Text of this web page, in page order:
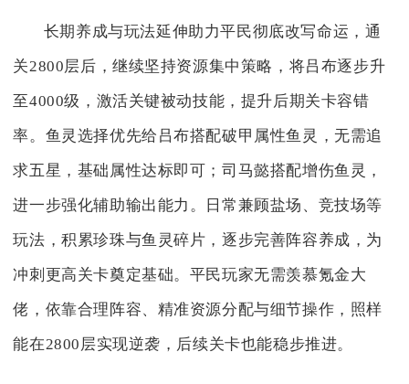
长期养成与玩法延伸助力平民彻底改写命运，通
关2800层后，继续坚持资源集中策略，将吕布逐步升
至4000级，激活关键被动技能，提升后期关卡容错
率。鱼灵选择优先给吕布搭配破甲属性鱼灵，无需追
求五星，基础属性达标即可；司马懿搭配增伤鱼灵，
进一步强化辅助输出能力。日常兼顾盐场、竞技场等
玩法，积累珍珠与鱼灵碎片，逐步完善阵容养成，为
冲刺更高关卡奠定基础。平民玩家无需羡慕氪金大
佬，依靠合理阵容、精准资源分配与细节操作，照样
能在2800层实现逆袭，后续关卡也能稳步推进。